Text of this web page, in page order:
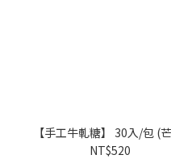
【手工牛軋糖】 30入/包 (
NT$520